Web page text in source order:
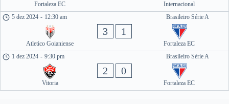
Fortaleza EC
Internacional
Brasileiro Série A
5 dez 2024 - 12:30 am
Atletico Goianiense
3 1
Fortaleza EC
Brasileiro Série A
1 dez 2024 - 9:30 pm
Vitoria
2 0
Fortaleza EC